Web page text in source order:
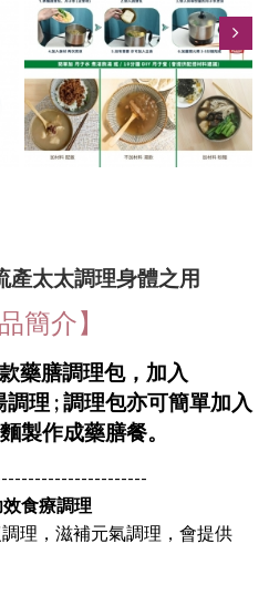
產太太調理身體之用
簡介】
藥膳調理包，加入
理 ; 調理包亦可簡單加入
製作成藥膳餐。
食療調理
理，滋補元氣調理，會提供